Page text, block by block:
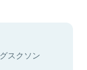
スクソン